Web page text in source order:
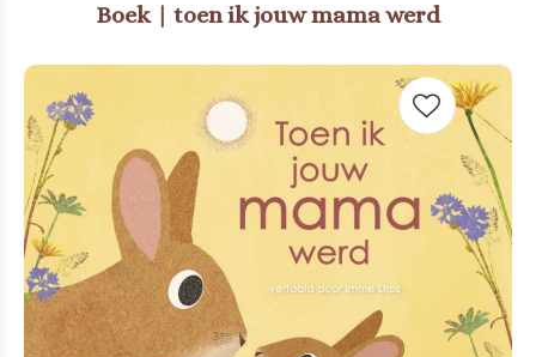
Boek | toen ik jouw mama werd